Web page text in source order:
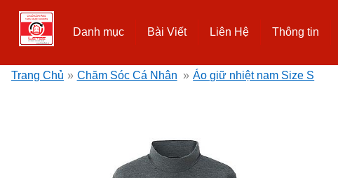
Danh mục Bài Viết Liên Hệ Thông tin
Trang Chủ » Chăm Sóc Cá Nhân » Áo giữ nhiệt nam Size S